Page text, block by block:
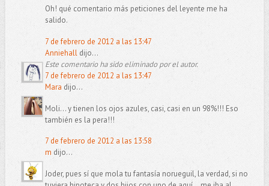
Oh! qué comentario más peticiones del leyente me ha
salido.
7 de febrero de 2012 a las 13:47
Anniehalldijo...
Este comentario ha sido eliminado por el autor.
7 de febrero de 2012 a las 13:47
Mara dijo...
Moli... y tienen los ojos azules, casi, casi en un 98%!!! Eso
también es la pera!!!
7 de febrero de 2012 a las 13:58
m dijo...
Joder, pues sí que mola tu fantasía norueguil, la verdad, si no